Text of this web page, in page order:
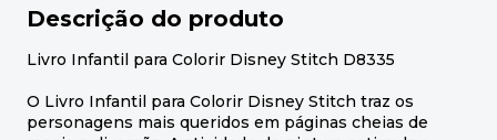
Descrição do produto
Livro Infantil para Colorir Disney Stitch D8335
O Livro Infantil para Colorir Disney Stitch traz os
personagens mais queridos em páginas cheias de